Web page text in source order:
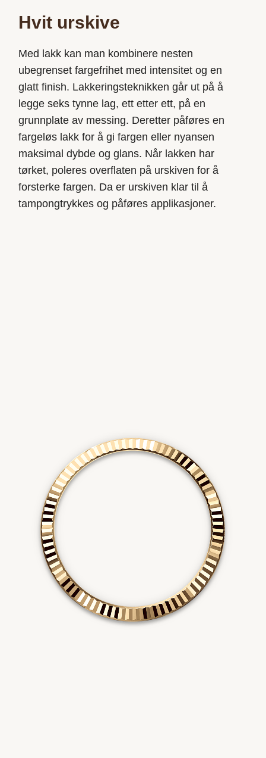
Hvit urskive
Med lakk kan man kombinere nesten
ubegrenset fargefrihet med intensitet og en
glatt finish. Lakkeringsteknikken går ut på å
legge seks tynne lag, ett etter ett, på en
grunnplate av messing. Deretter påføres en
fargeløs lakk for å gi fargen eller nyansen
maksimal dybde og glans. Når lakken har
tørket, poleres overflaten på urskiven for å
forsterke fargen. Da er urskiven klar til å
tampongtrykkes og påføres applikasjoner.